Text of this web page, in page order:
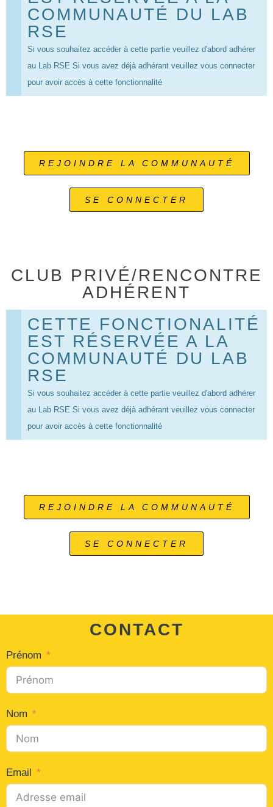
COMMUNAUTÉ DU LAB
RSE
Si vous souhaitez accéder à cette partie veuillez d'abord adhérer
au Lab RSE Si vous avez déjà adhérant veuillez vous connecter
pour avoir accès à cette fonctionnalité
REJOINDRE LA COMMUNAUTÉ
SE CONNECTER
CLUB PRIVÉ/RENCONTRE
ADHÉRENT
CETTE FONCTIONALITÉ
EST RÉSERVÉE A LA
COMMUNAUTÉ DU LAB
RSE
Si vous souhaitez accéder à cette partie veuillez d'abord adhérer
au Lab RSE Si vous avez déjà adhérant veuillez vous connecter
pour avoir accès à cette fonctionnalité
REJOINDRE LA COMMUNAUTÉ
SE CONNECTER
CONTACT
Prénom
Nom
Email